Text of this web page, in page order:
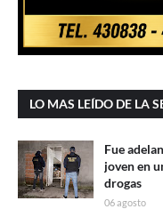
LO MAS LEÍDO DE LA
Fue
joven en
drogas
06 agosto